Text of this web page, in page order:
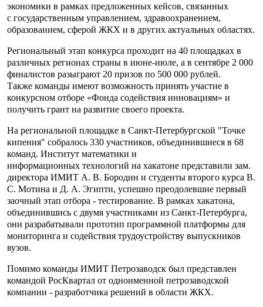
экономики в рамках предложенных кейсов, связанных
с государственным управлением, здравоохранением,
образованием, сферой ЖКХ и в других актуальных областях.
Региональный этап конкурса проходит на 40 площадках в
различных регионах страны в июне-июле, а в сентябре 2 000
финалистов разыграют 20 призов по 500 000 рублей.
Также команды имеют возможность принять участие в
конкурсном отборе «Фонда содействия инновациям» и
получить грант на развитие своего проекта.
На региональной площадке в Санкт-Петербургской "Точке
кипения" собралось 330 участников, объединившиеся в 68
команд. Институт математики и
информационных технологий на хакатоне представили зам.
директора ИМИТ А. В. Бородин и студенты второго курса В.
С. Мотина и Д. А. Эгипти, успешно преодолевшие первый
заочный этап отбора - тестирование. В рамках хакатона,
объединившись с двумя участниками из Санкт-Петербурга,
они разрабатывали прототип программной платформы для
мониторинга и содействия трудоустройству выпускников
вузов.
Помимо команды ИМИТ Петрозаводск был представлен
командой РосКвартал от одноименной петрозаводской
компании - разработчика решений в области ЖКХ.